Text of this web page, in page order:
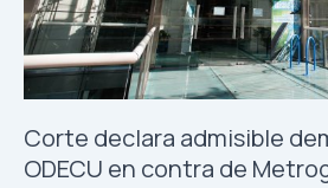
Corte declara admisible
ODECU en contra de
Metrogas